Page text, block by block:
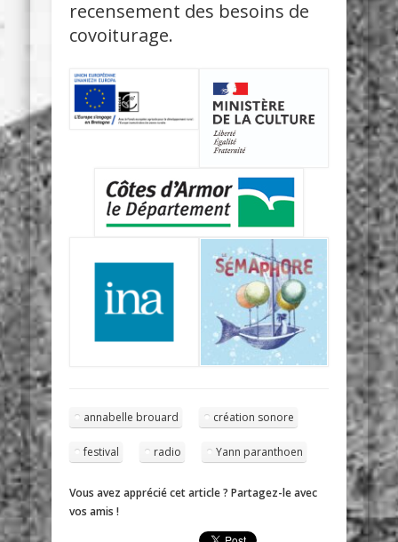
recensement des besoins de
covoiturage.
annabelle brouard création sonore
festival radio Yann paranthoen
Vous avez apprécié cet article ? Partagez-le avec
vos amis !